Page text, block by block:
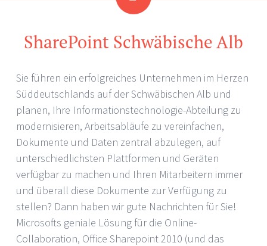
SharePoint Schwäbische Alb
Sie führen ein erfolgreiches Unternehmen im Herzen
Süddeutschlands auf der Schwäbischen Alb und
planen, Ihre Informationstechnologie-Abteilung zu
modernisieren, Arbeitsabläufe zu vereinfachen,
Dokumente und Daten zentral abzulegen, auf
unterschiedlichsten Plattformen und Geräten
verfügbar zu machen und Ihren Mitarbeitern immer
und überall diese Dokumente zur Verfügung zu
stellen? Dann haben wir gute Nachrichten für Sie!
Microsofts geniale Lösung für die Online-
Collaboration, Office Sharepoint 2010 (und das